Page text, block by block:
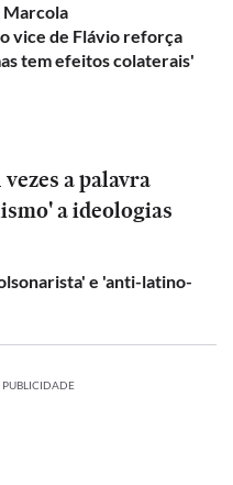
Marcola
vice de Flávio reforça
tem efeitos colaterais'
a palavra
a ideologias
e 'anti-latino-